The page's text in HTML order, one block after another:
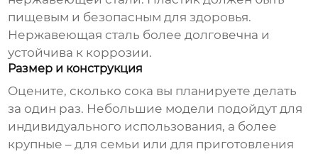
пищевым и безопасным для здоровья.
Нержавеющая сталь более долговечна и
устойчива к коррозии.
Размер и конструкция
Оцените, сколько сока вы планируете делать
за один раз. Небольшие модели подойдут для
индивидуального использования, а более
крупные – для семьи или для приготовления